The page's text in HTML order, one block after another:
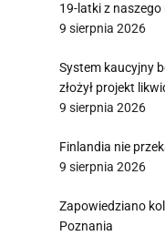
19-latki z naszego
9 sierpnia 2026
System kaucyjny
złożył projekt
9 sierpnia 2026
Finlandia nie
9 sierpnia 2026
Zapowiedziano
Poznania